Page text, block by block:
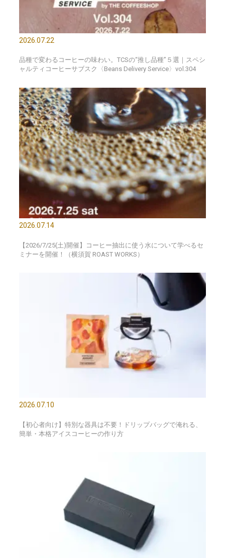
2026.07.22
品種で変わるコーヒーの味わい。TCSの“推し品種”５選｜スペシ
ャルティコーヒーサブスク〈Beans Delivery Service〉vol.304
2026.07.14
【2026/7/25(土)開催】コーヒー抽出に使う水について学べるセ
ミナーを開催！（横須賀 ROAST WORKS）
2026.07.10
【初心者向け】特別な器具は不要！ドリップバッグで淹れる、
簡単・本格アイスコーヒーの作り方